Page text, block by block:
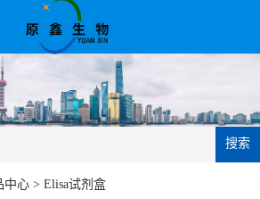
搜索
中心 > Elisa试剂盒